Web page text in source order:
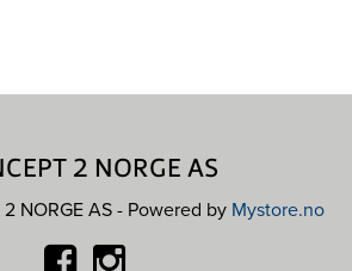
2 NORGE AS
NORGE AS - Powered by Mystore.no